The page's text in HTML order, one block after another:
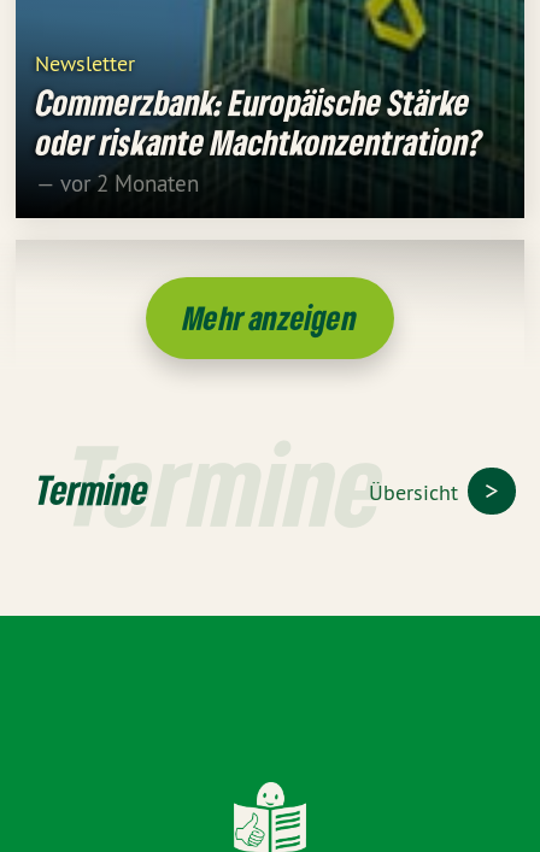
Newsletter
Commerzbank: Europäische Stärke
oder riskante Machtkonzentration?
— vor 2 Monaten
Mehr anzeigen
Termine
TermineÜbersicht